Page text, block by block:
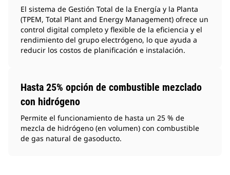
El sistema de Gestión Total de la Energía y la Planta
(TPEM, Total Plant and Energy Management) ofrece un
control digital completo y flexible de la eficiencia y el
rendimiento del grupo electrógeno, lo que ayuda a
reducir los costos de planificación e instalación.
Hasta 25% opción de combustible mezclado
con hidrógeno
Permite el funcionamiento de hasta un 25 % de
mezcla de hidrógeno (en volumen) con combustible
de gas natural de gasoducto.